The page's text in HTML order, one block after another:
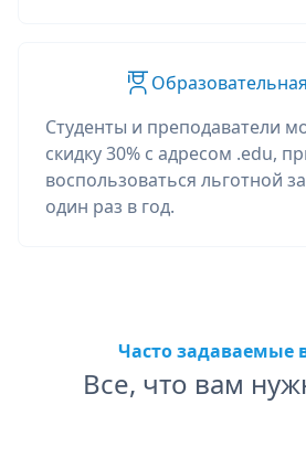
Студенты и преподаватели
скидку 30% с адресом .edu,
воспользоваться льготной
один раз в год.
Часто задаваемые
Все, что вам